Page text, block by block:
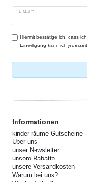
E-Mail **
Newsletter
Hiermit bestätige ich, dass
Einwilligung kann ich
Informationen
kinder räume Gutscheine
Über uns
unser Newsletter
unsere Rabatte
unsere Versandkosten
Warum bei uns?